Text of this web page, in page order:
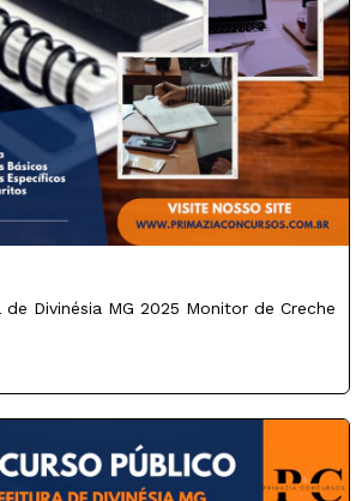
Divinésia MG 2025 Monitor de Creche